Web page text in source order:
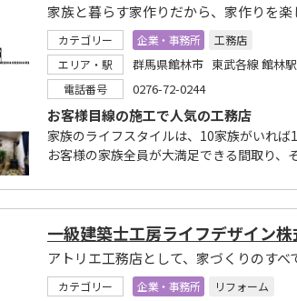
家族と暮らす家作りだから、家作りを楽
カテゴリー 企業・事務所
工務店
エリア・駅
群馬県館林市 東武各線 館林駅
電話番号 0276-72-0244
お客様目線の施工で人気の工務店
家族のライフスタイルは、10家族がいれば
お客様の家族全員が大満足できる間取り、
一級建築士工房ライフデザイン
アトリエ工務店として、家づくりのす
カテゴリー 企業・事務所
リフォーム